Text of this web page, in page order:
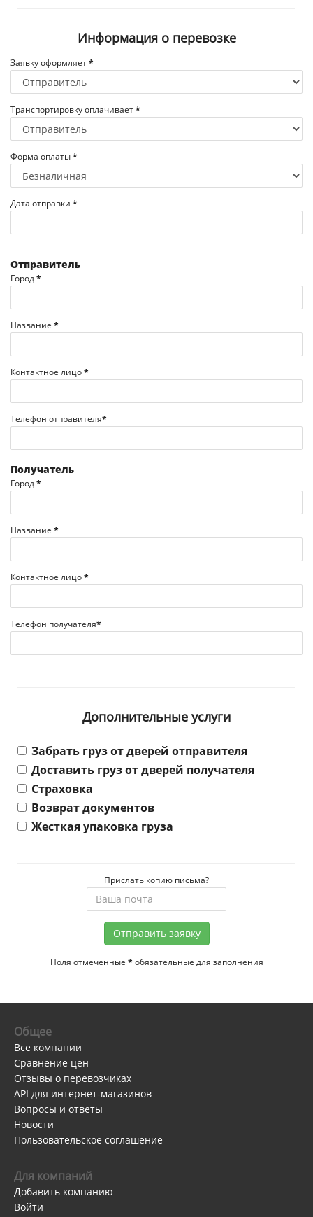
Информация о перевозке
Заявку оформляет*
Транспортировку оплачивает*
Форма оплаты*
Дата отправки *
Отправитель
Город*
Название *
Контактное лицо*
Телефон отправителя*
Получатель
Город*
Название *
Контактное лицо*
Телефон получателя*
Дополнительные услуги
Забрать груз от дверей отправителя
Доставить груз от дверей получателя
Страховка
Возврат документов
Жесткая упаковка груза
Прислать копию письма?
Отправить заявку
Поля отмеченные * обязательные для заполнения
Общее
Все компании
Сравнение цен
Отзывы о перевозчиках
API для интернет-магазинов
Вопросы и ответы
Новости
Пользовательское соглашение
Для компаний
Добавить компанию
Войти